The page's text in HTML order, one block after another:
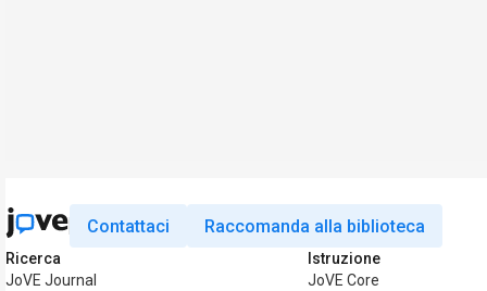
Contattaci Raccomanda alla biblioteca
Ricerca
JoVE Journal
Istruzione
JoVE Core